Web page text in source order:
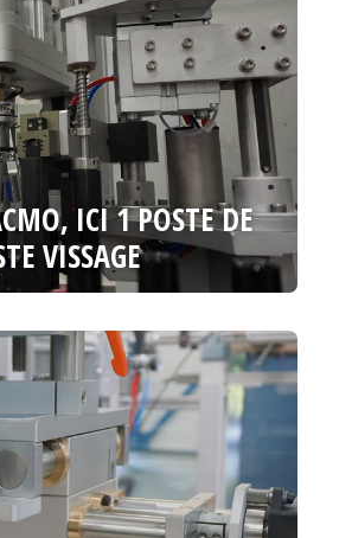
ICI 1 POSTE DE
VISSAGE